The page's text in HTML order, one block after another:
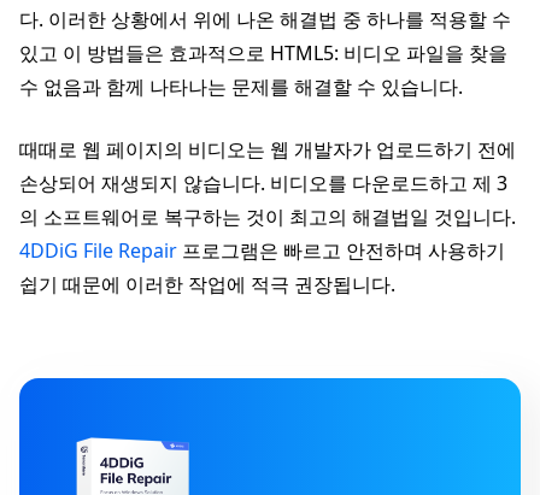
다. 이러한 상황에서 위에 나온 해결법 중 하나를 적용할 수
있고 이 방법들은 효과적으로 HTML5: 비디오 파일을 찾을
수 없음과 함께 나타나는 문제를 해결할 수 있습니다.
때때로 웹 페이지의 비디오는 웹 개발자가 업로드하기 전에
손상되어 재생되지 않습니다. 비디오를 다운로드하고 제 3
의 소프트웨어로 복구하는 것이 최고의 해결법일 것입니다.
4DDiG File Repair 프로그램은 빠르고 안전하며 사용하기
쉽기 때문에 이러한 작업에 적극 권장됩니다.